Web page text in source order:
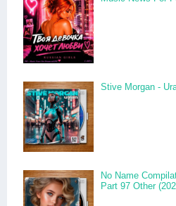
Stive Morgan -
No Name
Part 97 Other